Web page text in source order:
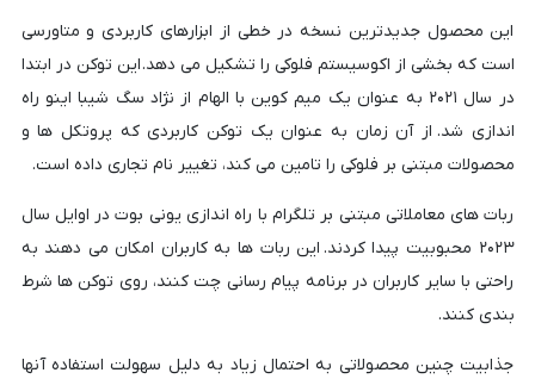
این محصول جدیدترین نسخه در خطی از ابزارهای کاربردی و متاورسی
است که بخشی از اکوسیستم فلوکی را تشکیل می دهد. این توکن در ابتدا
در سال ۲۰۲۱ به عنوان یک میم کوین با الهام از نژاد سگ شیبا اینو راه
اندازی شد. از آن زمان به عنوان یک توکن کاربردی که پروتکل ها و
محصولات مبتنی بر فلوکی را تامین می کند، تغییر نام تجاری داده است.
ربات های معاملاتی مبتنی بر تلگرام با راه اندازی یونی بوت در اوایل سال
۲۰۲۳ محبوبیت پیدا کردند. این ربات ها به کاربران امکان می دهند به
راحتی با سایر کاربران در برنامه پیام رسانی چت کنند، روی توکن ها شرط
بندی کنند.
جذابیت چنین محصولاتی به احتمال زیاد به دلیل سهولت استفاده آنها